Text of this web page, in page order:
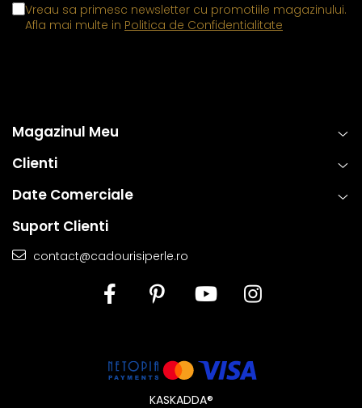
Vreau sa primesc newsletter cu promotiile magazinului.
Afla mai multe in Politica de Confidentialitate
Magazinul Meu
Clienti
Date Comerciale
Suport Clienti
contact@cadourisiperle.ro
KASKADDA®